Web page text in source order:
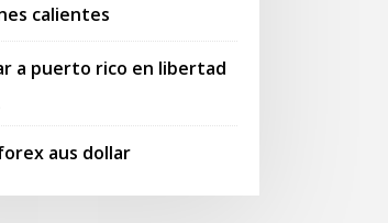
calientes
a puerto rico en libertad
aus dollar